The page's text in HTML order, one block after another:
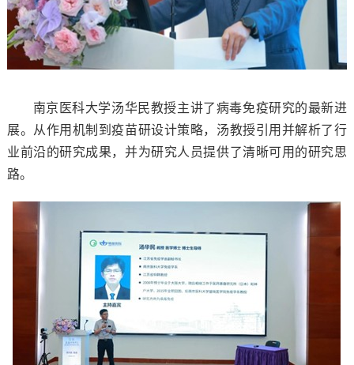
南京医科大学汤华民教授主讲了病毒免疫研究的最新进
展。从作用机制到疫苗研设计策略，汤教授引用并解析了行
业前沿的研究成果，并为研究人员提供了清晰可用的研究思
路。